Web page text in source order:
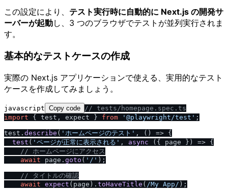
この設定により、 テスト実行時に自動的に Next.js の開発サ
ーバーが起動し、3 つのブラウザでテストが並列実行されま
す。
基本的なテストケースの作成
実際の Next.js アプリケーションで使える、実用的なテスト
ケースを作成してみましょう。
javascript Copy code / / tests / homepage.spec.ts
import { test, expect } from '@playwright /test' ;
test. describe ( 'ホームページのテスト' , () => {
test ( 'ページが正常に表示される' , async ({ page }) => {
/ / ホームページにアクセス
await page. goto ( ' / ' );
/ / タイトルの確認
await expect (page). toHaveTitle ( /My App / );